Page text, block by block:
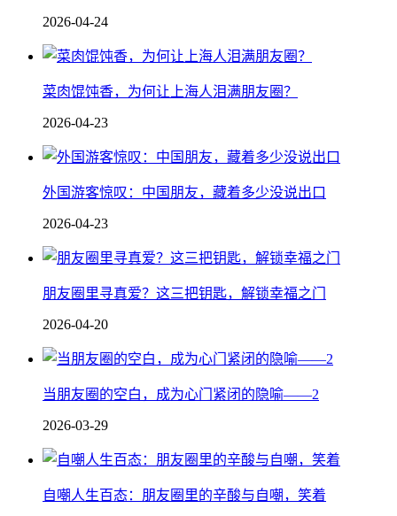
2026-04-24
菜肉馄饨香，为何让上海人泪满朋友圈？
2026-04-23
外国游客惊叹：中国朋友，藏着多少没说出口
2026-04-23
朋友圈里寻真爱？这三把钥匙，解锁幸福之门
2026-04-20
当朋友圈的空白，成为心门紧闭的隐喻——2
2026-03-29
自嘲人生百态：朋友圈里的辛酸与自嘲，笑着